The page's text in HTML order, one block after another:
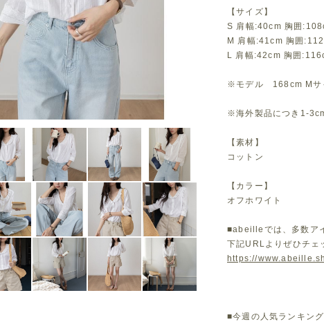
【サイズ】
S 肩幅:40cm 胸囲
M 肩幅:41cm 胸囲
L 肩幅:42cm 胸囲
※モデル 168cm Mサ
※海外製品につき1-
【素材】
コットン
【カラー】
オフホワイト
■abeilleでは、多数ア
下記URLよりぜひチェ
https://
■今週の人気ランキン